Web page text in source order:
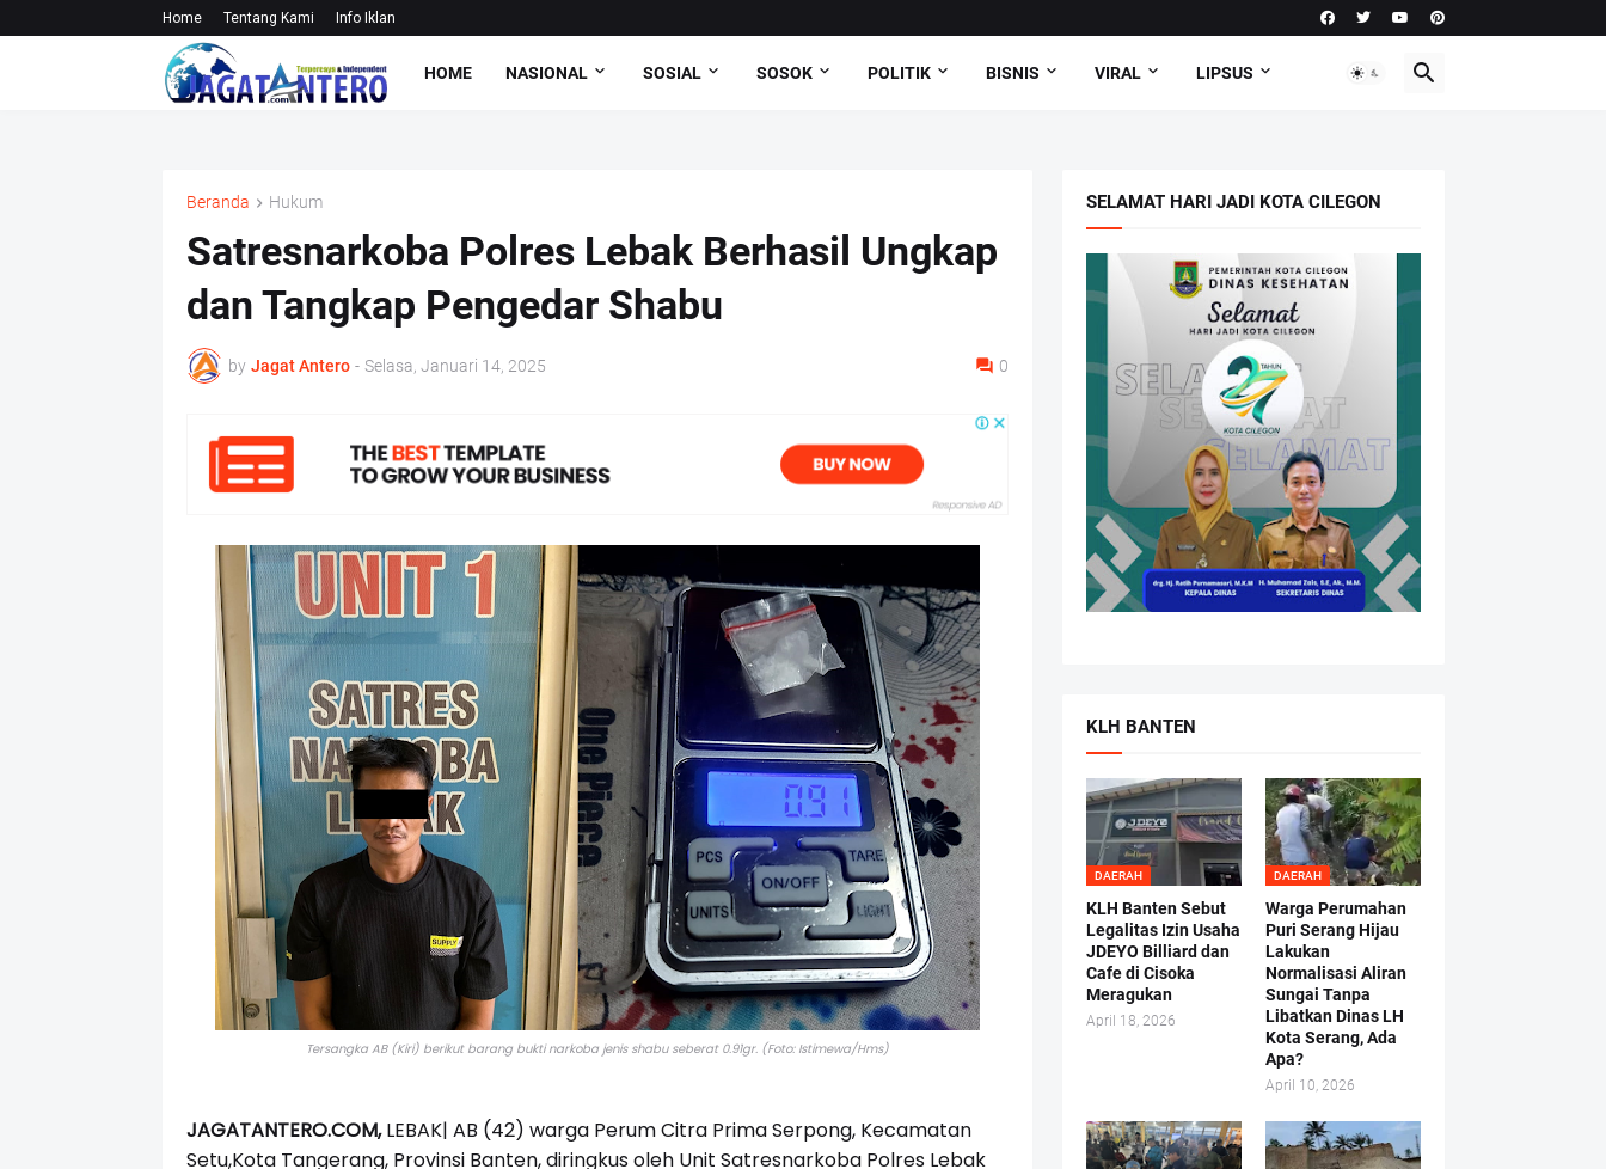
Home Tentang Kami Info Iklan
HOME NASIONAL SOSIAL SOSOK POLITIK BISNIS VIRAL LIPSUS
Beranda Hukum
Satresnarkoba Polres Lebak Berhasil Ungkap
dan Tangkap Pengedar Shabu
by Jagat Antero - Selasa, Januari 14, 2025 0
Tersangka AB (Kiri) berikut barang bukti narkoba jenis shabu seberat 0.91gr. (Foto: Istimewa/Hms)
JAGATANTERO.COM,LEBAK| AB (42) warga Perum Citra Prima Serpong, Kecamatan
Setu,Kota Tangerang, Provinsi Banten, diringkus oleh Unit Satresnarkoba Polres Lebak
SELAMAT HARI JADI KOTA CILEGON
KLH BANTEN
DAERAH
KLH Banten Sebut
Legalitas Izin Usaha
JDEYO Billiard dan
Cafe di Cisoka
Meragukan
April 18, 2026
DAERAH
Warga Perumahan
Puri Serang Hijau
Lakukan
Normalisasi Aliran
Sungai Tanpa
Libatkan Dinas LH
Kota Serang, Ada
Apa?
April 10, 2026